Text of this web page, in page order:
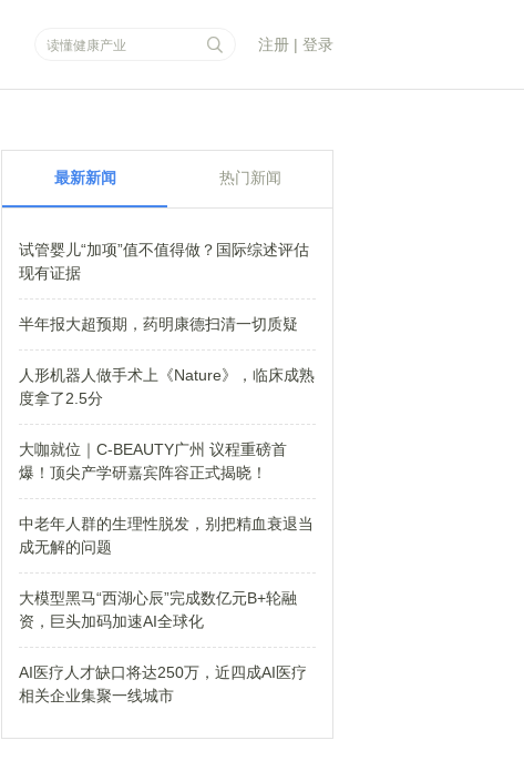
注册 | 登录
最新新闻 热门新闻
试管婴儿“加项”值不值得做？国际综述评估
现有证据
半年报大超预期，药明康德扫清一切质疑
人形机器人做手术上《Nature》，临床成熟
度拿了2.5分
大咖就位｜C-BEAUTY广州 议程重磅首
爆！顶尖产学研嘉宾阵容正式揭晓！
中老年人群的生理性脱发，别把精血衰退当
成无解的问题
大模型黑马“西湖心辰”完成数亿元B+轮融
资，巨头加码加速AI全球化
AI医疗人才缺口将达250万，近四成AI医疗
相关企业集聚一线城市